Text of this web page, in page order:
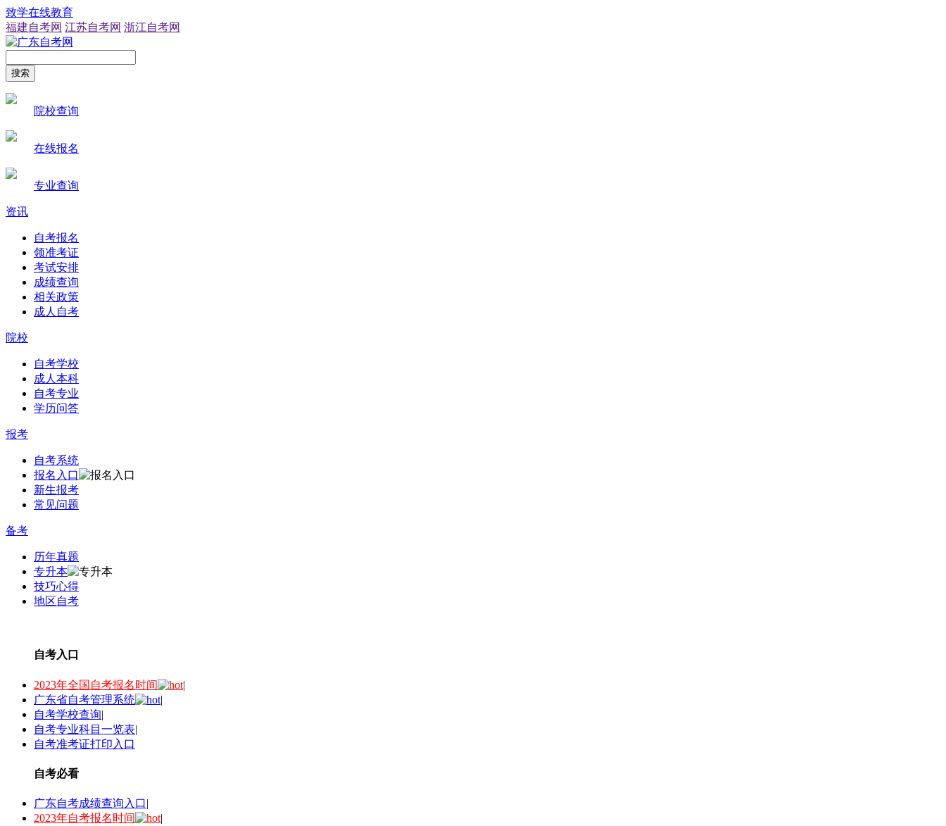
致学在线教育
福建自考网 江苏自考网 浙江自考网
搜索
院校查询
在线报名
专业查询
资讯
自考报名
领准考证
考试安排
成绩查询
相关政策
成人自考
院校
自考学校
成人本科
自考专业
学历问答
报考
自考系统
报名入口
新生报考
常见问题
备考
历年真题
专升本
技巧心得
地区自考
自考入口
2023年全国自考报名时间
|
广东省自考管理系统
|
自考学校查询|
自考专业科目一览表|
自考准考证打印入口
自考必看
广东自考成绩查询入口|
2023年自考报名时间
|